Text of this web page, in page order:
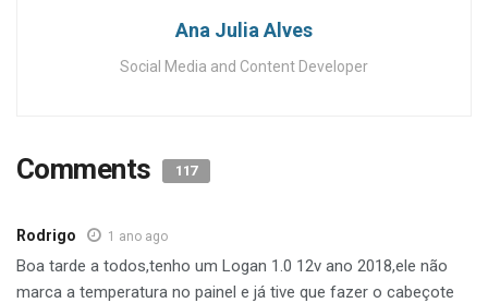
Ana Julia Alves
Social Media and Content Developer
Comments 117
Rodrigo 1 ano ago
Boa tarde a todos,tenho um Logan 1.0 12v ano 2018,ele não
marca a temperatura no painel e já tive que fazer o cabeçote